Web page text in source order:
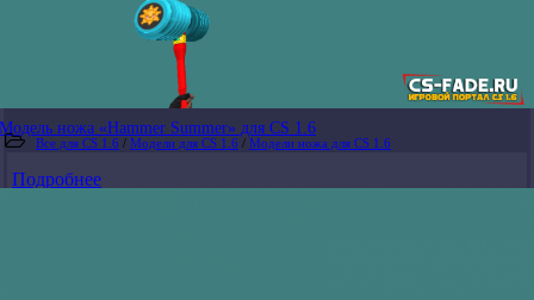
Модель ножа «Hammer Summer» для CS 1.6
Все для CS 1.6 / Модели для CS 1.6 / Модели ножа для CS 1.6
Подробнее